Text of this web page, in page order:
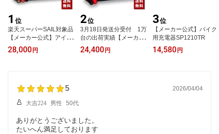
1 位
楽天スーパーSAIL対象品
【メーカー公式】アイド
リングストップ車 自動
車用充電器P12100S-ISS
28,000 円
2位
3月18日発送分受付 1万
台の出荷実績【メーカー
公式】国産 自動車電池
専用充電器P12100S オ
24,400 円
3位
【メーカー公式】バイク
用充電器SP1210TR
14,580 円
5 2026/04/04
大吉224 男性 50代
ありがとうございました。
たいへん満足しております